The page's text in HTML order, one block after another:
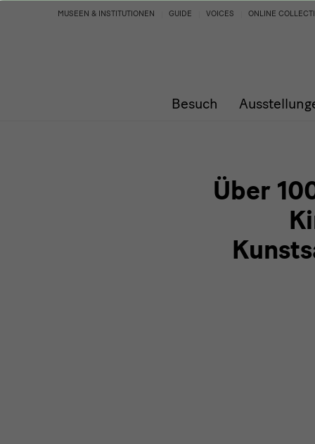
Über
Kinderbiennale
Besuch
MUSEEN & INSTITUTIONEN GUIDE VOICES ONLINE
Über